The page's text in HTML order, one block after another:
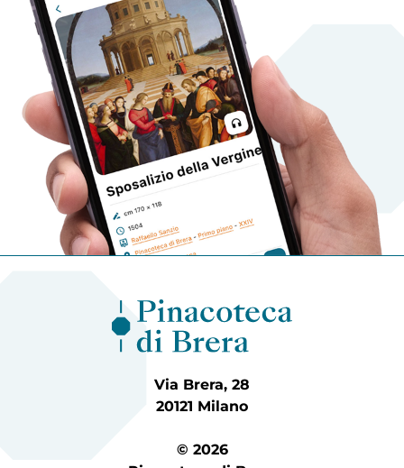
Via Brera, 28
20121 Milano
© 2026